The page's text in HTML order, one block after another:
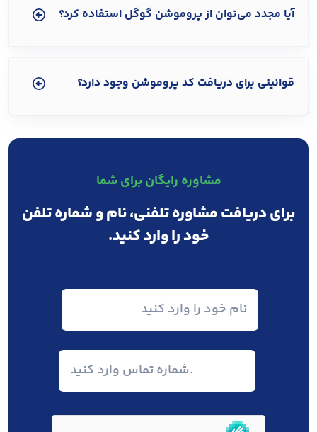
آیا مجدد می‌توان از پروموشن گوگل استفاده کرد؟
قوانینی برای دریافت کد پروموشن وجود دارد؟
مشاوره رایگان برای شما
برای دریافت مشاوره تلفنی، نام و شماره تلفن
خود را وارد کنید.